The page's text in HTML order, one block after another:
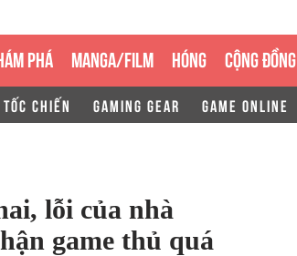
PHÁ MANGA/FILM HÓNG CỘNG ĐỒNG
CHIẾN GAMING GEAR GAME ONLINE
lỗi của nhà
game thủ quá